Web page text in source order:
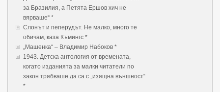
за Бразилия, а Петята Ершов хич не
вярваше“ *
Слонът и пеперудът. Не малко, много те
обичам, каза Къмингс *
„Машенка“ – Владимир Набоков *
1943. Детска антология от времената,
когато изданията за малки читатели по
закон трябваше да са с „изящна външност“
*